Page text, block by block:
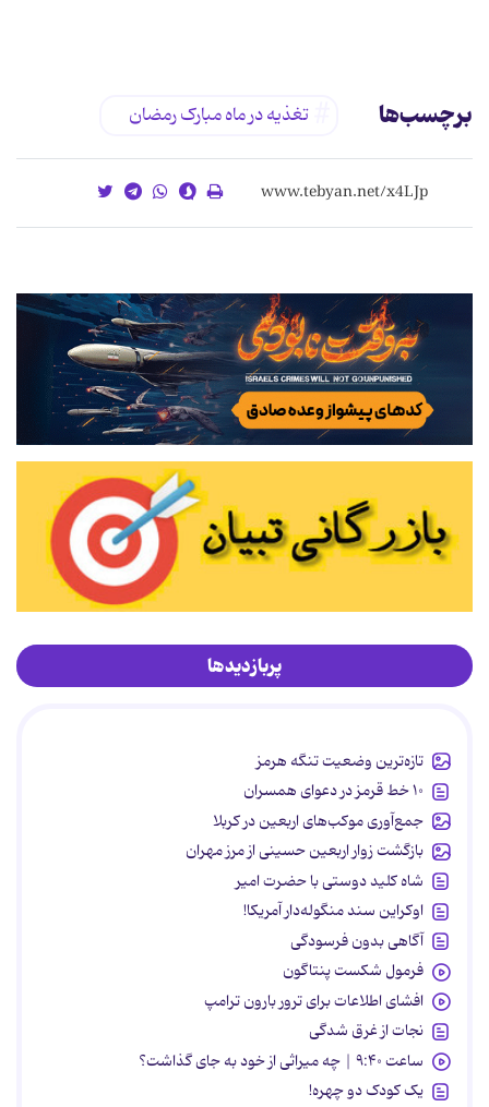
برچسب‌ها تغذیه در ماه مبارک رمضان
پربازدیدها
تازه‌ترین وضعیت تنگه هرمز
۱۰ خط قرمز در دعوای همسران
جمع‌آوری موکب‌های اربعین در کربلا
بازگشت زوار اربعین حسینی از مرز مهران
شاه کلید دوستی با حضرت امیر
اوکراین سند منگوله‌دار آمریکا!
آگاهی بدون فرسودگی
فرمول شکست پنتاگون
افشای اطلاعات برای ترور بارون ترامپ
نجات از غرق شدگی
ساعت ۹:۴۰ | چه میراثی از خود به جای گذاشت؟
یک کودک دو چهره!